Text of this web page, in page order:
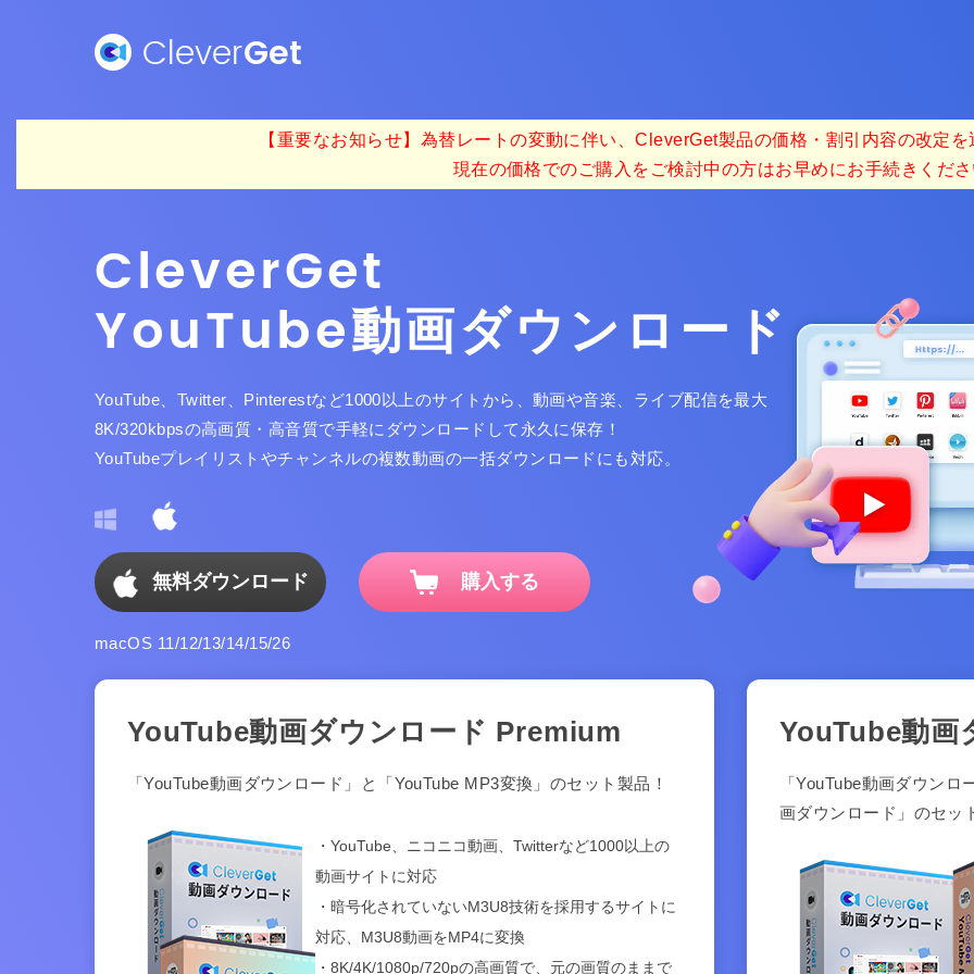
CleverGet
【重要なお知らせ】為替レートの変動に伴い、CleverGet製品の価格・割引内容の改定
現在の価格でのご購入をご検討中の方はお早めにお手続きくだ
CleverGet
YouTube動画ダウンロード
YouTube、Twitter、Pinterestなど1000以上のサイトから、動画や音楽、ライブ配信を最大
8K/320kbpsの高画質・高音質で手軽にダウンロードして永久に保存！
YouTubeプレイリストやチャンネルの複数動画の一括ダウンロードにも対応。
無料ダウンロード 購入する
macOS 11/12/13/14/15/26
YouTube動画ダウンロード Premium
「YouTube動画ダウンロード」と「YouTube MP3変換」のセット製品！
・YouTube、ニコニコ動画、Twitterなど1000以上の
動画サイトに対応
・暗号化されていないM3U8技術を採用するサイトに
対応、M3U8動画をMP4に変換
・8K/4K/1080p/720pの高画質で、元の画質のままで
YouTube動画
「YouTube動画ダウン
画ダウンロード」のセッ